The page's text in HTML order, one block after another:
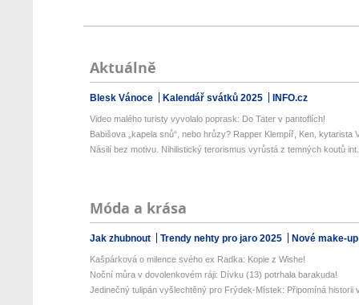
Aktuálně
Blesk Vánoce Kalendář svátků 2025 INFO.cz
Video malého turisty vyvolalo poprask: Do Tater v pantoflích!
Babišova „kapela snů“, nebo hrůzy? Rapper Klempíř, Ken, kytarista
Násilí bez motivu. Nihilistický terorismus vyrůstá z temných koutů
Móda a krása
Jak zhubnout Trendy nehty pro jaro 2025 Nové make-
Kašpárková o milence svého ex Radka: Kopie z Wishe!
Noční můra v dovolenkovém ráji: Dívku (13) potrhala barakuda!
Jedinečný tulipán vyšlechtěný pro Frýdek-Místek: Připomíná historii